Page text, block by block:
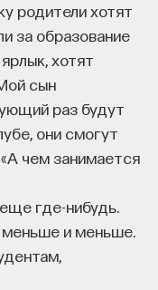
родители хотят
за образование
хотят
сын
раз будут
они смогут
чем занимается
где-нибудь.
и меньше.
в школу юного
Но уже
о скором
что конкурс
Принимали
уже училась